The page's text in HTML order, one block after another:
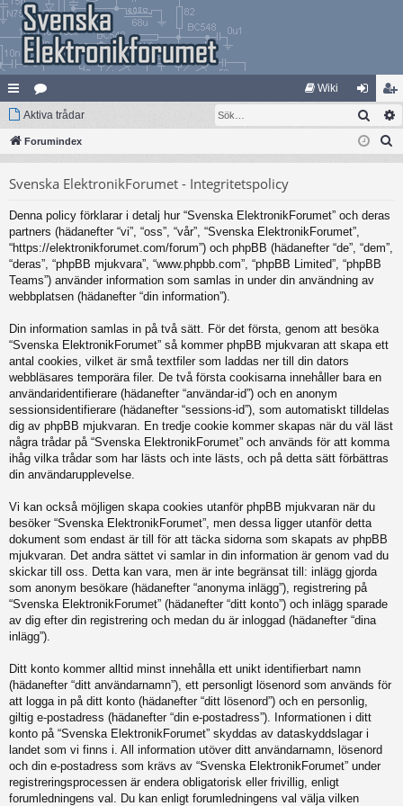
na
bb
ar
at
eg
Wiki
og
ga
li
m
m
Aktiva trådar Sök
Forumindex
Svenska ElektronikForumet - Integritetspolicy
Denna policy förklarar i detalj hur “Svenska ElektronikForumet” och deras
partners (hädanefter “vi”, “oss”, “vår”, “Svenska ElektronikForumet”,
“https://elektronikforumet.com/forum”) och phpBB (hädanefter “de”, “dem”,
“deras”, “phpBB mjukvara”, “www.phpbb.com”, “phpBB Limited”, “phpBB
Teams”) använder information som samlas in under din användning av
webbplatsen (hädanefter “din information”).
Din information samlas in på två sätt. För det första, genom att besöka
“Svenska ElektronikForumet” så kommer phpBB mjukvaran att skapa ett
antal cookies, vilket är små textfiler som laddas ner till din dators
webbläsares temporära filer. De två första cookisarna innehåller bara en
användaridentifierare (hädanefter “användar-id”) och en anonym
sessionsidentifierare (hädanefter “sessions-id”), som automatiskt tilldelas
dig av phpBB mjukvaran. En tredje cookie kommer skapas när du väl läst
några trådar på “Svenska ElektronikForumet” och används för att komma
ihåg vilka trådar som har lästs och inte lästs, och på detta sätt förbättras
din användarupplevelse.
Vi kan också möjligen skapa cookies utanför phpBB mjukvaran när du
besöker “Svenska ElektronikForumet”, men dessa ligger utanför detta
dokument som endast är till för att täcka sidorna som skapats av phpBB
mjukvaran. Det andra sättet vi samlar in din information är genom vad du
skickar till oss. Detta kan vara, men är inte begränsat till: inlägg gjorda
som anonym besökare (hädanefter “anonyma inlägg”), registrering på
“Svenska ElektronikForumet” (hädanefter “ditt konto”) och inlägg sparade
av dig efter din registrering och medan du är inloggad (hädanefter “dina
inlägg”).
Ditt konto kommer alltid minst innehålla ett unikt identifierbart namn
(hädanefter “ditt användarnamn”), ett personligt lösenord som används för
att logga in på ditt konto (hädanefter “ditt lösenord”) och en personlig,
giltig e-postadress (hädanefter “din e-postadress”). Informationen i ditt
konto på “Svenska ElektronikForumet” skyddas av dataskyddslagar i
landet som vi finns i. All information utöver ditt användarnamn, lösenord
och din e-postadress som krävs av “Svenska ElektronikForumet” under
registreringsprocessen är endera obligatorisk eller frivillig, enligt
forumledningens val. Du kan enligt forumledningens val välja vilken